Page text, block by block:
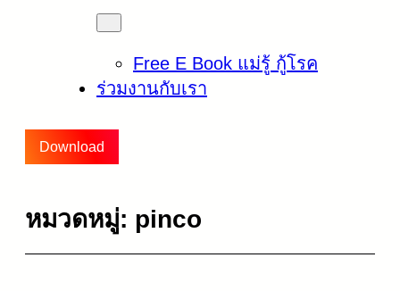
Free E Book แม่รู้ กู้โรค
ร่วมงานกับเรา
Download
หมวดหมู่: pinco